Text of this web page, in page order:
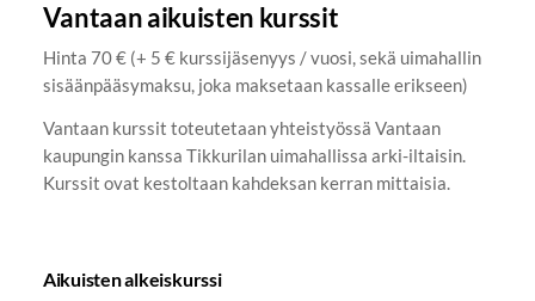
Vantaan aikuisten kurssit
Hinta 70 € (+ 5 € kurssijäsenyys / vuosi, sekä uimahallin
sisäänpääsymaksu, joka maksetaan kassalle erikseen)
Vantaan kurssit toteutetaan yhteistyössä Vantaan
kaupungin kanssa Tikkurilan uimahallissa arki-iltaisin.
Kurssit ovat kestoltaan kahdeksan kerran mittaisia.
Aikuisten alkeiskurssi